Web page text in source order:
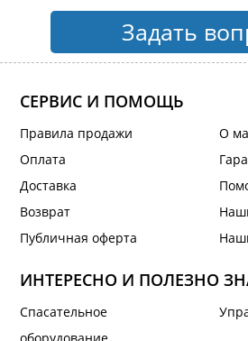
Задать
СЕРВИС И ПОМОЩЬ
Правила продажи
Оплата
Доставка
Возврат
Публичная оферта
О
ИНТЕРЕСНО И ПОЛЕЗНО
Спасательное